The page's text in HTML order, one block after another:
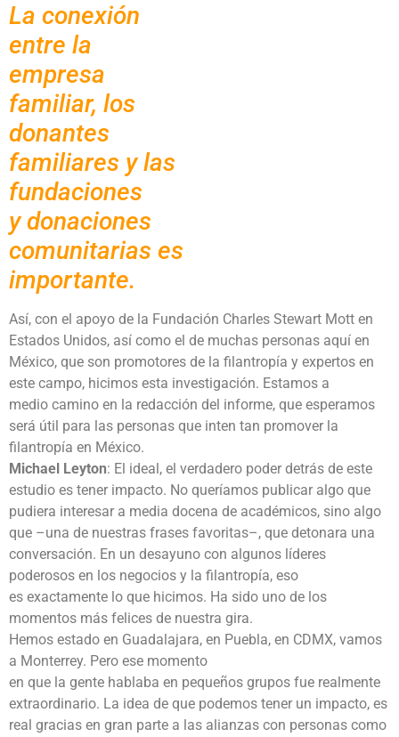
La conexión
entre la
empresa
familiar, los
donantes
familiares y las
fundaciones
y donaciones
comunitarias es
importante.
Así, con el apoyo de la Fundación Charles Stewart Mott en
Estados Unidos, así como el de muchas personas aquí en
México, que son promotores de la filantropía y expertos en
este campo, hicimos esta investigación. Estamos a
medio camino en la redacción del informe, que esperamos
será útil para las personas que inten tan promover la
filantropía en México.
Michael Leyton: El ideal, el verdadero poder detrás de este
estudio es tener impacto. No queríamos publicar algo que
pudiera interesar a media docena de académicos, sino algo
que –una de nuestras frases favoritas–, que detonara una
conversación. En un desayuno con algunos líderes
poderosos en los negocios y la filantropía, eso
es exactamente lo que hicimos. Ha sido uno de los
momentos más felices de nuestra gira.
Hemos estado en Guadalajara, en Puebla, en CDMX, vamos
a Monterrey. Pero ese momento
en que la gente hablaba en pequeños grupos fue realmente
extraordinario. La idea de que podemos tener un impacto, es
real gracias en gran parte a las alianzas con personas como